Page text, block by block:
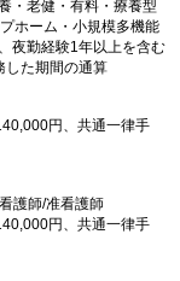
・老健・有料・療養型
ホーム・小規模多機能
夜勤経験1年以上を含む
した期間の通算
円、共通一律手
護師/准看護師
円、共通一律手